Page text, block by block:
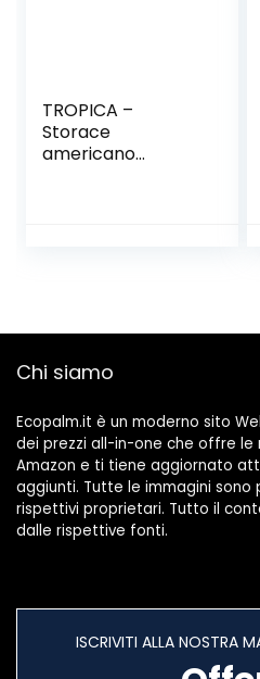
TROPICA –
Storace
americano
Chi siamo
Ecopalm.it è un moderno sito
dei prezzi all-in-one che offre le
Amazon e ti tiene aggiornato
aggiunti. Tutte le immagini
rispettivi proprietari. Tutto il
dalle rispettive fonti.
ISCRIVITI ALLA NOSTRA